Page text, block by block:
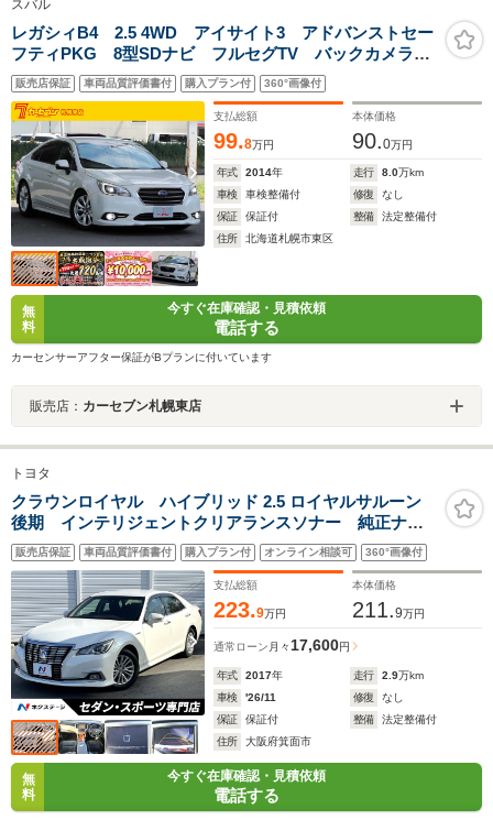
スバル
レガシィB4 2.5 4WD アイサイト3 アドバンストセー
フティPKG 8型SDナビ フルセグTV バックカメラ
全車速追従クルーズ ハイビームアシスト LEDヘッド
ライト シートヒーター 車高調 スマートキー プリ
クラッシュ
販売店保証 車両品質評価書付 購入プラン付 360°画像付
支払総額
99.8万円
本体価格
90.0万円
年式 2014年 走行 8.0万km
車検
車検整備付 修復
なし
保証
保証付 整備
法定整備付
住所
北海道札幌市東区
無
料
今すぐ在庫確認・見積依頼
電話する
カーセンサーアフター保証がBプランに付いています
販売店： カーセブン札幌東店
トヨタ
クラウンロイヤル ハイブリッド 2.5 ロイヤルサルーン
後期 インテリジェントクリアランスソナー 純正ナ
ビ バックカメラ セーフティセンスP LEDヘッド レ
ーダークルーズ 純正16インチAW 革巻きステアリン
グ トランクイージークローザー ETC 禁煙車
販売店保証 車両品質評価書付 購入プラン付 オンライン相談可 360°画像付
支払総額
223.9万円
本体価格
211.9万円
通常ローン 月々 17,600円
年式 2017年 走行 2.9万km
車検
'26/11 修復
なし
保証
保証付 整備
法定整備付
住所
大阪府箕面市
無
料
今すぐ在庫確認・見積依頼
電話する